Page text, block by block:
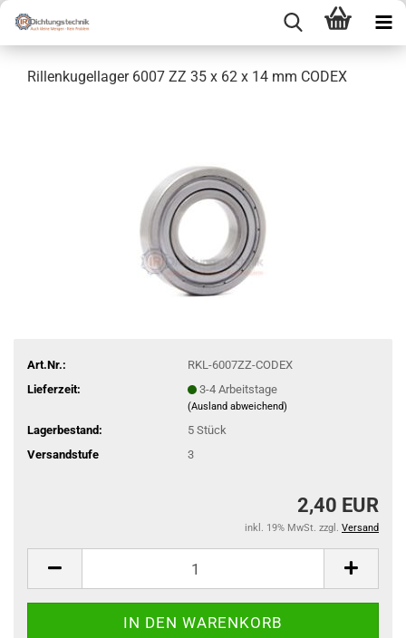
Rillenkugellager 6007 ZZ 35 x 62 x 14 mm CODEX
Art.Nr.:
RKL-6007ZZ-CODEX
Lieferzeit:
3-4 Arbeitstage
(Ausland abweichend)
Lagerbestand: 5 Stück
Versandstufe
3
2,40 EUR
inkl. 19% MwSt. zzgl. Versand